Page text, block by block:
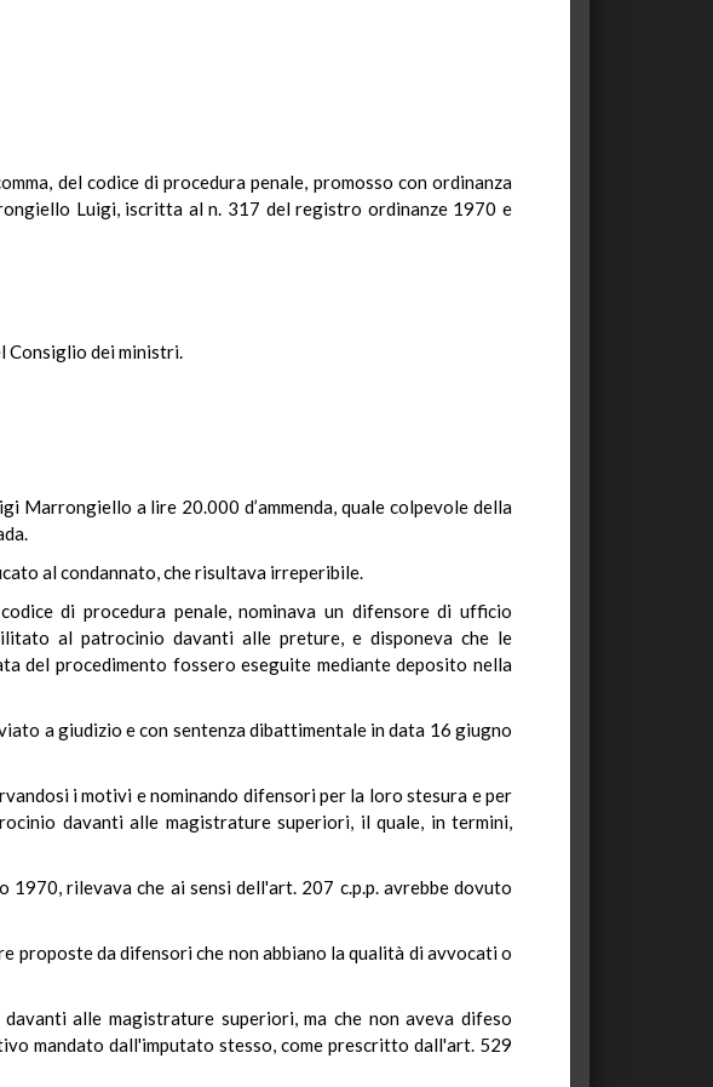
del codice di procedura penale, promosso con ordinanza
Luigi, iscritta al n. 317 del registro ordinanze 1970 e
Consiglio dei ministri.
Marrongiello a lire 20.000 d’ammenda, quale colpevole della
al condannato, che risultava irreperibile.
di procedura penale, nominava un difensore di ufficio
al patrocinio davanti alle preture, e disponeva che le
del procedimento fossero eseguite mediante deposito nella
a giudizio e con sentenza dibattimentale in data 16 giugno
i motivi e nominando difensori per la loro stesura e per
davanti alle magistrature superiori, il quale, in termini,
rilevava che ai sensi dell'art. 207 c.p.p. avrebbe dovuto
proposte da difensori che non abbiano la qualità di avvocati o
alle magistrature superiori, ma che non aveva difeso
mandato dall'imputato stesso, come prescritto dall'art. 529